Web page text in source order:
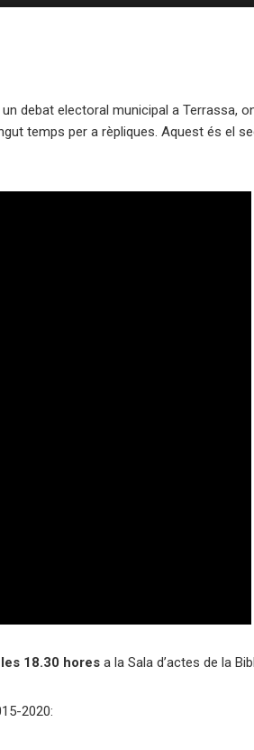
debat electoral municipal a
temps per a rèpliques. Aquest és el
18.30 hores a la Sala d’actes de la
2020: